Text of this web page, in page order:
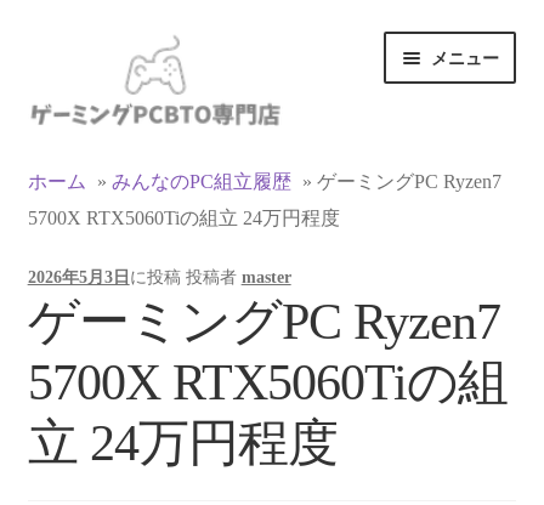
ゲ
ョ
ン
ス
キ
ッ
プ
テ
へ
ス
ッ
プ
メニュー
マイアカウント
支払い
お買い物カゴ
お買い物ガイド
ホーム » みんなのPC組立履歴 » ゲーミングPC Ryzen7
5700X RTX5060Tiの組立 24万円程度
2026年5月3日 に投稿 投稿者 master
ゲーミングPC Ryzen7
5700X RTX5060Tiの組
立 24万円程度